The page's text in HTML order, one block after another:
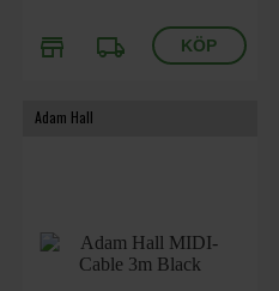
store local_shipping
Adam Hall